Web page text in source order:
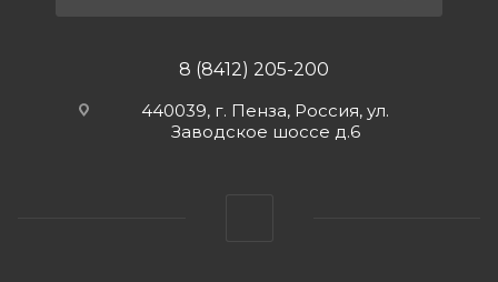
8 (8412) 205-200
440039, г. Пенза, Россия, ул.
Заводское шоссе д.6